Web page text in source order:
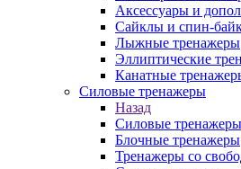
Аксессуары и
Сайклы и спин-
Лыжные тренажеры
Эллиптические
Канатные
Силовые тренажеры
Назад
Силовые тренажеры
Блочные тренажеры
Тренажеры со